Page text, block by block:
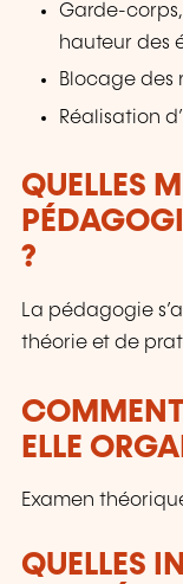
Garde-
hauteur des
Blocage des
Réalisation
QUELLES
?
La pédagogie
théorie et de
COMMENT
ELLE
Examen
QUELLES